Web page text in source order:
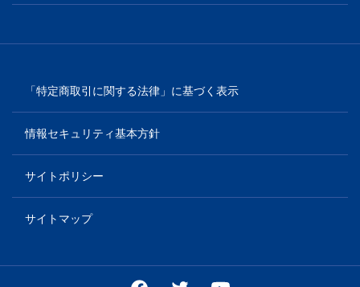
「特定商取引に関する法律」に基づく表示
情報セキュリティ基本方針
サイトポリシー
サイトマップ